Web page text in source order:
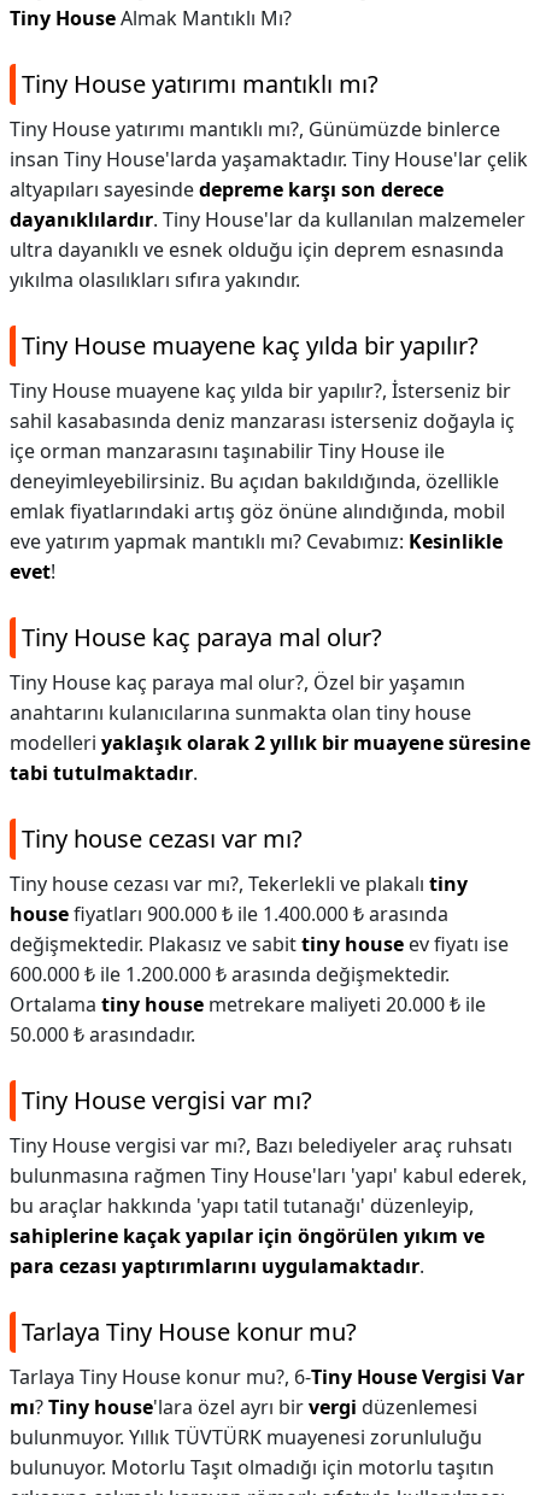
Tiny HouseAlmak Mantıklı Mı?
Tiny House yatırımı mantıklı mı?
Tiny House yatırımı mantıklı mı?, Günümüzde binlerce
insan Tiny House'larda yaşamaktadır. Tiny House'lar çelik
altyapıları sayesindedepreme karşı son derece
dayanıklılardır. Tiny House'lar da kullanılan malzemeler
ultra dayanıklı ve esnek olduğu için deprem esnasında
yıkılma olasılıkları sıfıra yakındır.
Tiny House muayene kaç yılda bir yapılır?
Tiny House muayene kaç yılda bir yapılır?, İsterseniz bir
sahil kasabasında deniz manzarası isterseniz doğayla iç
içe orman manzarasını taşınabilir Tiny House ile
deneyimleyebilirsiniz. Bu açıdan bakıldığında, özellikle
emlak fiyatlarındaki artış göz önüne alındığında, mobil
eve yatırım yapmak mantıklı mı? Cevabımız: Kesinlikle
evet!
Tiny House kaç paraya mal olur?
Tiny House kaç paraya mal olur?, Özel bir yaşamın
anahtarını kulanıcılarına sunmakta olan tiny house
modelleri yaklaşık olarak 2 yıllık bir muayene süresine
tabi tutulmaktadır.
Tiny house cezası var mı?
Tiny house cezası var mı?, Tekerlekli ve plakalı tiny
housefiyatları 900.000 ₺ ile 1.400.000 ₺ arasında
değişmektedir. Plakasız ve sabittiny house ev fiyatı ise
600.000 ₺ ile 1.200.000 ₺ arasında değişmektedir.
Ortalama tiny house metrekare maliyeti 20.000 ₺ ile
50.000 ₺ arasındadır.
Tiny House vergisi var mı?
Tiny House vergisi var mı?, Bazı belediyeler araç ruhsatı
bulunmasına rağmen Tiny House'ları 'yapı' kabul ederek,
bu araçlar hakkında 'yapı tatil tutanağı' düzenleyip,
sahiplerine kaçak yapılar için öngörülen yıkım ve
para cezası yaptırımlarını uygulamaktadır.
Tarlaya Tiny House konur mu?
Tarlaya Tiny House konur mu?, 6-Tiny House Vergisi Var
mı?Tiny house'lara özel ayrı birvergi düzenlemesi
bulunmuyor. Yıllık TÜVTÜRK muayenesi zorunluluğu
bulunuyor. Motorlu Taşıt olmadığı için motorlu taşıtın